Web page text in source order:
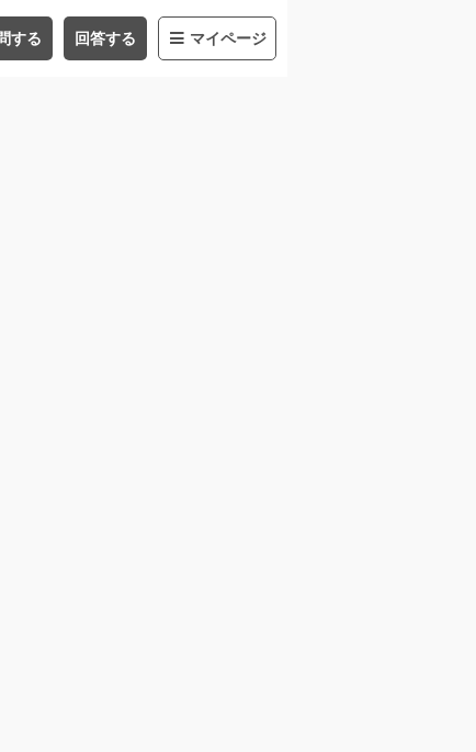
する 回答する マイページ